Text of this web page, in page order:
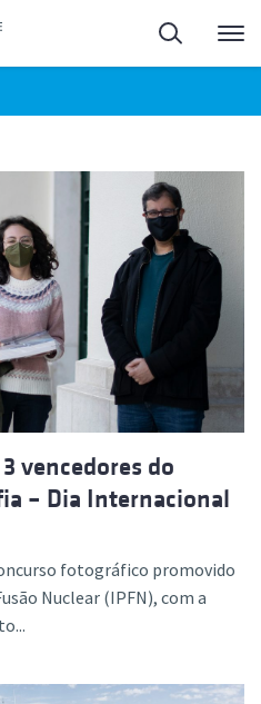
Pesquisa
vencedores do
– Dia Internacional
fotográfico promovido
Nuclear (IPFN), com a